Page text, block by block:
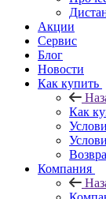
Акции
Сервис
Блог
Новости
Как купить
Как
Компания